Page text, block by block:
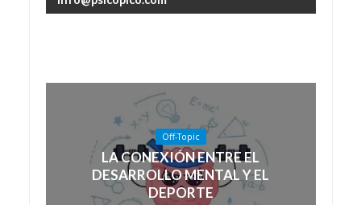
Off-Topic
LA CONEXIÓN ENTRE EL
DESARROLLO MENTAL Y EL
DEPORTE